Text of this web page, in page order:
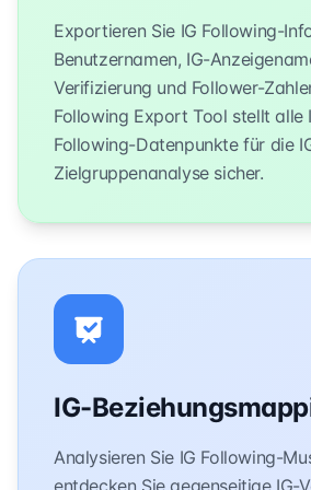
Exportieren Sie IG Following-
Benutzernamen, IG-
Verifizierung und Follower-
Following Export Tool stellt alle
Following-Datenpunkte für die
Zielgruppenanalyse sicher.
IG-
Analysieren Sie IG Following-
entdecken Sie gegenseitige IG-